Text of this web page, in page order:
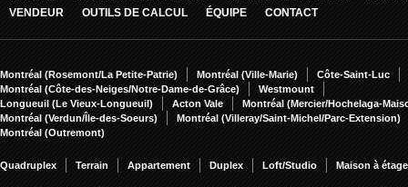
VENDEUR
OUTILS DE CALCUL ÉQUIPE CONTACT
Montréal (Rosemont/La Petite-Patrie) Montréal (Ville-Marie)
Côte-Saint-Luc
Montréal (Côte-des-Neiges/Notre-Dame-de-Grâce)
Westmount
Longueuil (Le Vieux-Longueuil)
Acton Vale
Montréal (Mercier/Hochelaga-
Montréal (Verdun/Île-des-Soeurs)
Montréal (Villeray/Saint-Michel/Parc-Extension)
Montréal (Outremont)
Quadruplex Terrain Appartement Duplex Loft/Studio Maison à